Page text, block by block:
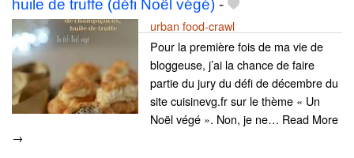
huile de truffe (défi Noël végé) -
urban food-crawl
Pour la première fois de ma vie de
bloggeuse, j’ai la chance de faire
partie du jury du défi de décembre du
site cuisinevg.fr sur le thème « Un
Noël végé ». Non, je ne… Read More
→